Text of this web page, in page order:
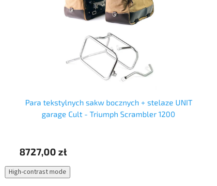
Para tekstylnych sakw bocznych + stelaze UNIT
garage Cult - Triumph Scrambler 1200
8727,00 zł
High-contrast mode